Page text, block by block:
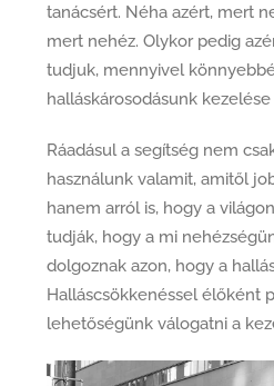
tanácsért. Néha azért, mert
mert nehéz. Olykor pedig
tudjuk, mennyivel
halláskárosodásunk
Ráadásul a segítség nem
használunk valamit, amitől
hanem arról is, hogy a
tudják, hogy a mi
dolgoznak azon, hogy a
Halláscsökkenéssel élőként
lehetőségünk válogatni a